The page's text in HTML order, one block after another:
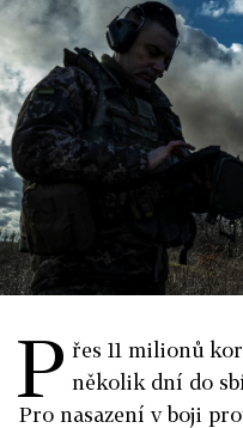
P řes 11 milionů
několik dní do
Pro nasazení v boji